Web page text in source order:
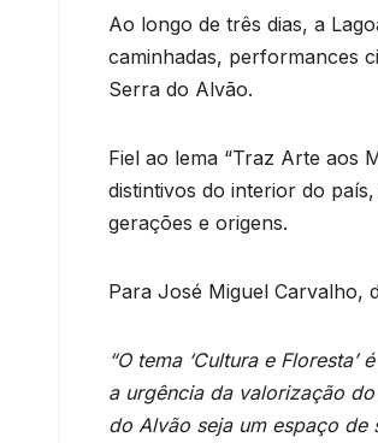
Ao longo de três dias, a
caminhadas, performances
Serra do Alvão.
Fiel ao lema “Traz Arte aos
distintivos do interior do
gerações e origens.
Para José Miguel Carvalho,
“O tema ‘Cultura e
a urgência da valorização
do Alvão seja um espaço